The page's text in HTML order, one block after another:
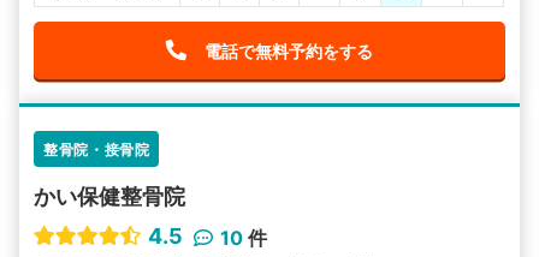
電話で無料予約をする
整骨院・接骨院
かい保健整骨院
4.5
10 件